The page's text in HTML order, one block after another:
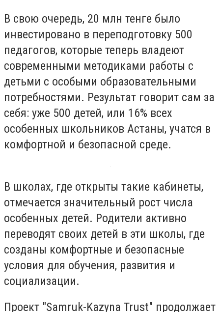
В свою очередь, 20 млн тенге было
инвестировано в переподготовку 500
педагогов, которые теперь владеют
современными методиками работы с
детьми с особыми образовательными
потребностями. Результат говорит сам за
себя: уже 500 детей, или 16% всех
особенных школьников Астаны, учатся в
комфортной и безопасной среде.
В школах, где открыты такие кабинеты,
отмечается значительный рост числа
особенных детей. Родители активно
переводят своих детей в эти школы, где
созданы комфортные и безопасные
условия для обучения, развития и
социализации.
Проект "Samruk-Kazyna Trust" продолжает